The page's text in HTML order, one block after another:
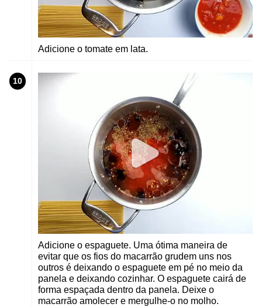
Adicione o tomate em lata.
10
Adicione o espaguete. Uma ótima maneira de
evitar que os fios do macarrão grudem uns nos
outros é deixando o espaguete em pé no meio da
panela e deixando cozinhar. O espaguete cairá de
forma espaçada dentro da panela. Deixe o
macarrão amolecer e mergulhe-o no molho.